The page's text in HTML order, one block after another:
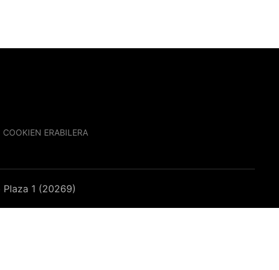
COOKIEN ERABILERA
Plaza 1 (20269)